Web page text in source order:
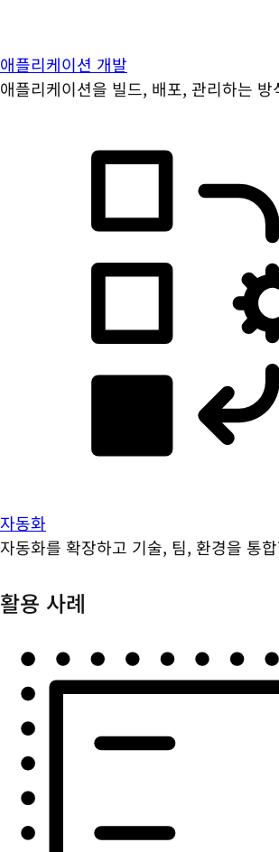
애플리케이션 개발
애플리케이션을 빌드, 배포, 관리하는
자동화
자동화를 확장하고 기술, 팀, 환경을 통
활용 사례